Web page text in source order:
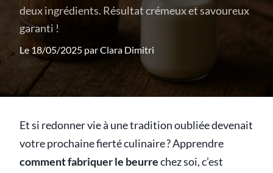
deux ingrédients. Résultat crémeux et savoureux
garanti !
Le 18/05/2025 parClara Dimitri
Et si redonner vie à une tradition oubliée devenait
votre prochaine fierté culinaire ? Apprendre
comment fabriquer le beurrechez soi, c’est